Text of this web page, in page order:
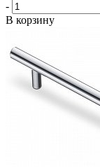
-
В корзину